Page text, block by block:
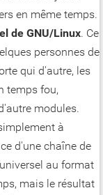
en même temps.
de GNU/Linux. Ce
personnes de
qui d'autre, les
temps fou,
modules.
à
d'une chaîne de
au format
mais le résultat